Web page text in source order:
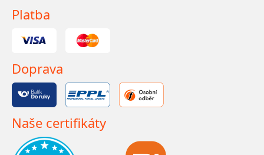
Platba
Doprava
Naše certifikáty